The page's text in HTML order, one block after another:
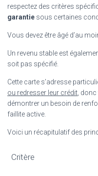
respectez des critères
garantie sous certaines
Vous devez être âgé d’au
Un revenu stable est
soit pas spécifié.
Cette carte s’adresse
ou redresser leur crédit ,
démontrer un besoin de
faillite active.
Voici un récapitulatif des
Critère